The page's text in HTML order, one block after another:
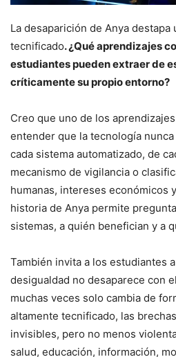
La desaparición de Anya
tecnificado. ¿Qué aprendizajes
estudiantes pueden extraer de
críticamente su propio entorno?
Creo que uno de los
entender que la tecnología
cada sistema automatizado, de
mecanismo de vigilancia o
humanas, intereses económicos
historia de Anya permite
sistemas, a quién benefician y a
También invita a los estudiantes
desigualdad no desaparece con
muchas veces solo cambia de
altamente tecnificado, las
invisibles, pero no menos
salud, educación, información,